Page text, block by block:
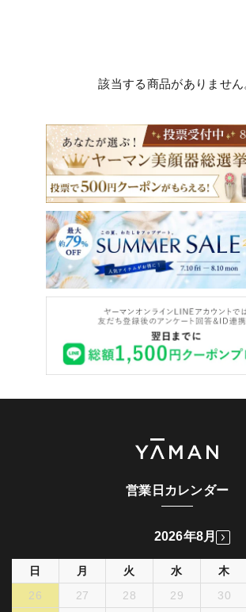
該当する商品がありません
営業日カレンダー
2026年8月
日 月 火 水 木
26
27 28 29 30